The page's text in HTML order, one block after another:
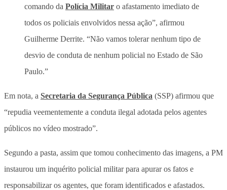
comando da Polícia Militar o afastamento imediato de
todos os policiais envolvidos nessa ação”, afirmou
Guilherme Derrite. “Não vamos tolerar nenhum tipo de
desvio de conduta de nenhum policial no Estado de São
Paulo.”
Em nota, a Secretaria da Segurança Pública (SSP) afirmou que
“repudia veementemente a conduta ilegal adotada pelos agentes
públicos no vídeo mostrado”.
Segundo a pasta, assim que tomou conhecimento das imagens, a PM
instaurou um inquérito policial militar para apurar os fatos e
responsabilizar os agentes, que foram identificados e afastados.